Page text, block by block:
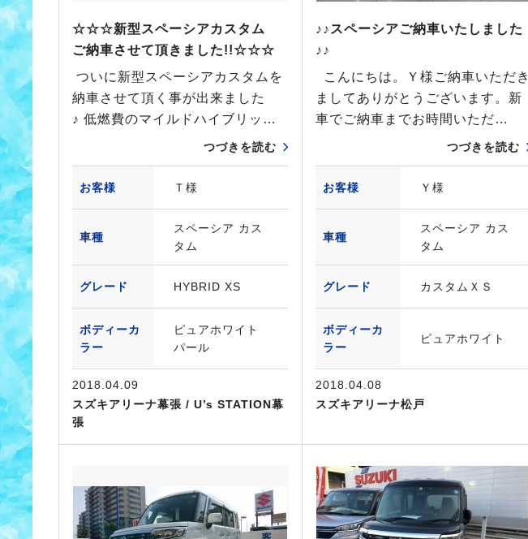
☆☆☆新型スペーシアカスタム
ご納車させて頂きました!!☆☆☆
ついに新型スペーシアカスタムを
納車させて頂く事が出来ました
♪ 低燃費のマイルドハイブリッ…
つづきを読む
お客様 Ｔ様
車種
スペーシア カス
タム
グレード HYBRID XS
ボディーカ
ラー
ピュアホワイト
パール
2018.04.09
スズキアリーナ幕張 / U’s STATION幕
張
♪♪スペーシアご納車いたしました
♪♪
こんにちは。Ｙ様ご納車いただき
ましてありがとうございます。新
車でご納車までお時間いただ…
つづきを読む
お客様 Ｙ様
車種
スペーシア カス
タム
グレード カスタムＸＳ
ボディーカ
ラー
ピュアホワイト
2018.04.08
スズキアリーナ松戸